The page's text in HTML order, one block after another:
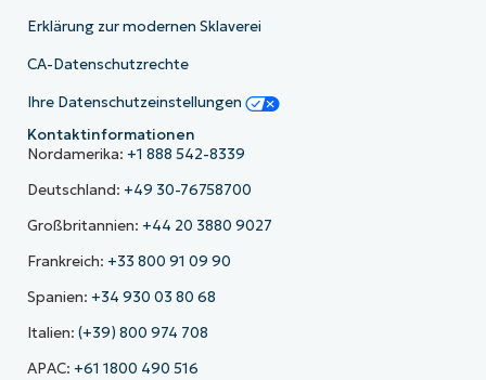
Erklärung zur modernen Sklaverei
CA-Datenschutzrechte
Ihre Datenschutzeinstellungen
Kontaktinformationen
Nordamerika: +1 888 542-8339
Deutschland: +49 30-76758700
Großbritannien: +44 20 3880 9027
Frankreich: +33 800 91 09 90
Spanien: +34 930 03 80 68
Italien: (+39) 800 974 708
APAC: +61 1800 490 516